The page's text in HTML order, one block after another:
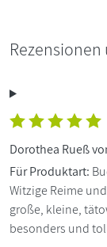
Dorothea Rueß
Für Produktart:
Witzige Reime
große, kleine,
besonders und